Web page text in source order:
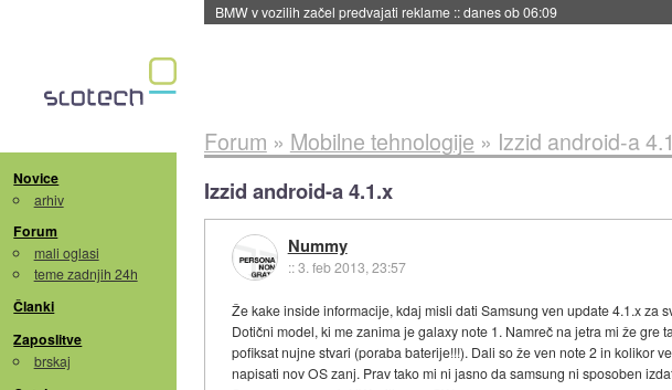
BMW v vozilih začel predvajati reklame ::danes ob 06:09
Novice
arhiv
Forum
mali oglasi
teme zadnjih 24h
Članki
Zaposlitve
brskaj
Forum » Mobilne tehnologije » Izzid android-a
Izzid android-a 4.1.x
Nummy
::3. feb 2013, 23:57
Že kake inside informacije, kdaj misli dati Samsung ven update 4.1.x za
Dotični model, ki me zanima je galaxy note 1. Namreč na jetra mi že
pofiksat nujne stvari (poraba baterije!!!). Dali so že ven note 2 in kolikor
napisati nov OS zanj. Prav tako mi ni jasno da samsung ni sposoben